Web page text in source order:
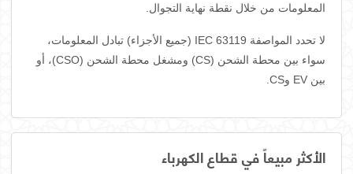
المعلومات من خلال نقطة نهاية التجوال.
لا تحدد المواصفة IEC 63119 (جميع الأجزاء) تبادل المعلومات،
سواء بين محطة الشحن (CS) ومشغل محطة الشحن (CSO)، أو
بين EV وCS.
الأكثر مبيعاً في قطاع الكهرباء